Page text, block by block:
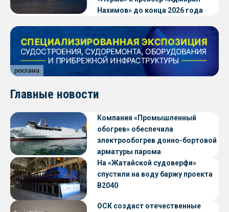
Нахимов» до конца 2026 года
реклама
Главные новости
Компания «Промышленный
обогрев» обеспечила
электрообогрев донно-бортовой
арматуры парома
«Петропавловск» проекта CNF22
На «Жатайской судоверфи»
спустили на воду баржу проекта
В2040
ОСК создаст отечественные